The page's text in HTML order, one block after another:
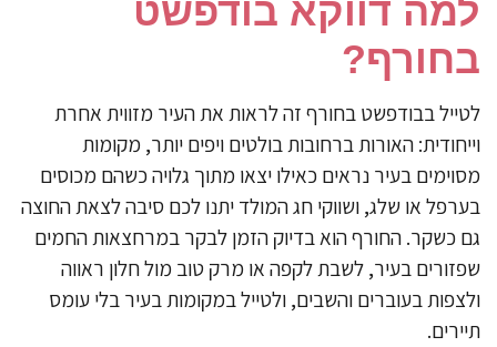
דווקא בודפשט
בבודפשט בחורף זה לראות את העיר מזווית אחרת
האורות ברחובות בולטים ויפים יותר, מקומות
בעיר נראים כאילו יצאו מתוך גלויה כשהם מכוסים
או שלג, ושווקי חג המולד יתנו לכם סיבה לצאת החוצה
כשקר. החורף הוא בדיוק הזמן לבקר במרחצאות החמים
בעיר, לשבת לקפה או מרק טוב מול חלון ראווה
בעוברים והשבים, ולטייל במקומות בעיר בלי עומס